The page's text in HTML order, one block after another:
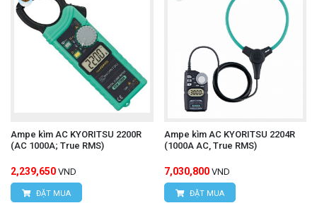
Ampe kìm AC KYORITSU 2200R
(AC 1000A; True RMS)
2,239,650 VND
ĐẶT MUA
Ampe kìm AC KYORITSU 2204R
(1000A AC, True RMS)
7,030,800 VND
ĐẶT MUA